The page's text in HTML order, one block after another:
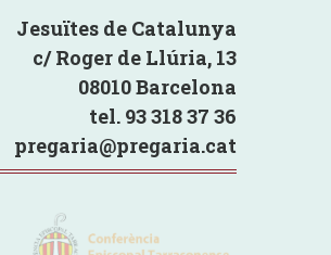
Jesuïtes de Catalunya
c/ Roger de Llúria, 13
08010 Barcelona
tel. 93 318 37 36
pregaria@pregaria.cat